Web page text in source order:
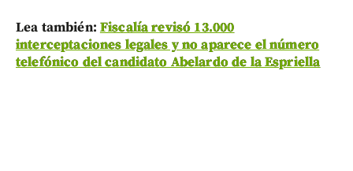
Lea también: Fiscalía revisó 13.000
interceptaciones legales y no aparece el número
telefónico del candidato Abelardo de la Espriella